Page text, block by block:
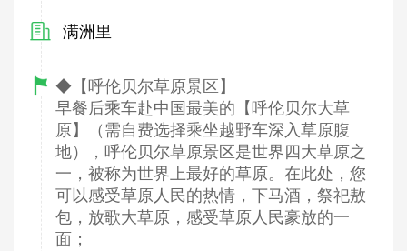
满洲里
◆【呼伦贝尔草原景区】
早餐后乘车赴中国最美的【呼伦贝尔大草
原】（需自费选择乘坐越野车深入草原腹
地），呼伦贝尔草原景区是世界四大草原之
一，被称为世界上最好的草原。在此处，您
可以感受草原人民的热情，下马酒，祭祀敖
包，放歌大草原，感受草原人民豪放的一
面；